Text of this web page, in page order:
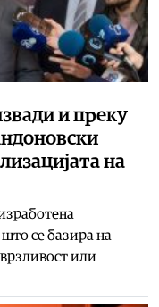
и преку
на
се базира на
или